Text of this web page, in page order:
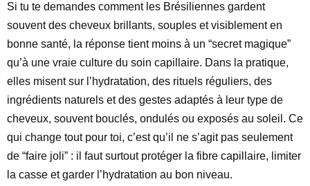
Si tu te demandes comment les Brésiliennes gardent
souvent des cheveux brillants, souples et visiblement en
bonne santé, la réponse tient moins à un “secret magique”
qu’à une vraie culture du soin capillaire. Dans la pratique,
elles misent sur l’hydratation, des rituels réguliers, des
ingrédients naturels et des gestes adaptés à leur type de
cheveux, souvent bouclés, ondulés ou exposés au soleil. Ce
qui change tout pour toi, c’est qu’il ne s’agit pas seulement
de “faire joli” : il faut surtout protéger la fibre capillaire, limiter
la casse et garder l’hydratation au bon niveau.